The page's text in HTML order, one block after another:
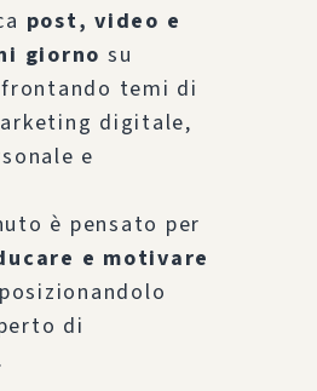
post, video e
giorno su
temi di
digitale,
e
è pensato per
e motivare
di